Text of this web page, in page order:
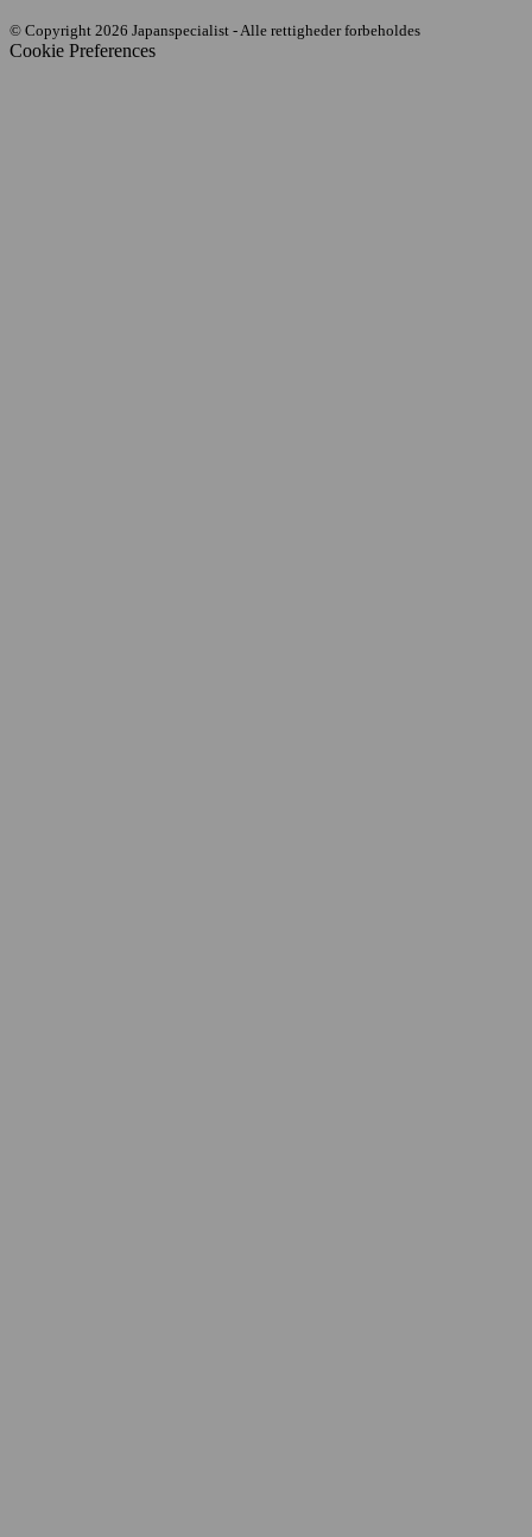
© Copyright 2026 Japanspecialist - Alle rettigheder forbeholdes
Cookie Preferences